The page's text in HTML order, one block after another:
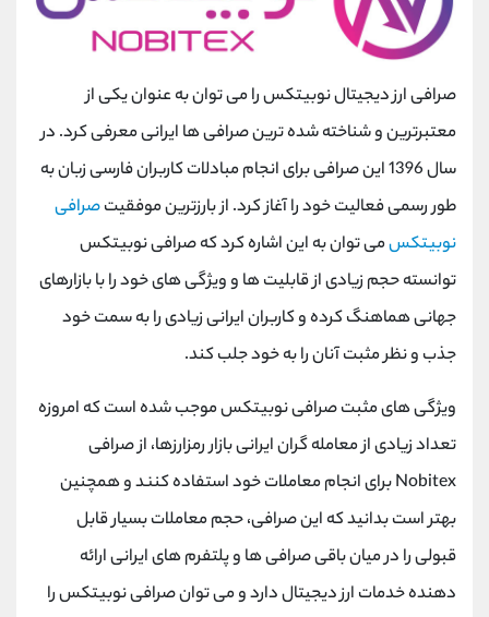
صرافی ارز دیجیتال نوبیتکس را می توان به عنوان یکی از
معتبرترین و شناخته شده ترین صرافی ها ایرانی معرفی کرد. در
سال 1396 این صرافی برای انجام مبادلات کاربران فارسی زبان به
طور رسمی فعالیت خود را آغاز کرد. از بارزترین موفقیتصرافی
نوبیتکسمی توان به این اشاره کرد که صرافی نوبیتکس
توانسته حجم زیادی از قابلیت‌ ها و ویژگی ‌های خود را با بازارهای
جهانی هماهنگ کرده و کاربران ایرانی زیادی را به سمت خود
جذب و نظر مثبت آنان را به خود جلب کند.
ویژگی های مثبت صرافی نوبیتکس موجب شده است که امروزه
تعداد زیادی از معامله گران ایرانی بازار رمزارزها، از صرافی
Nobitex برای انجام معاملات خود استفاده کنند و همچنین
بهتر است بدانید که این صرافی، حجم معاملات بسیار قابل
قبولی را در میان باقی صرافی‌ ها و پلتفرم ‌های ایرانی ارائه
دهنده خدمات ارز دیجیتال دارد و می توان صرافی نوبیتکس را